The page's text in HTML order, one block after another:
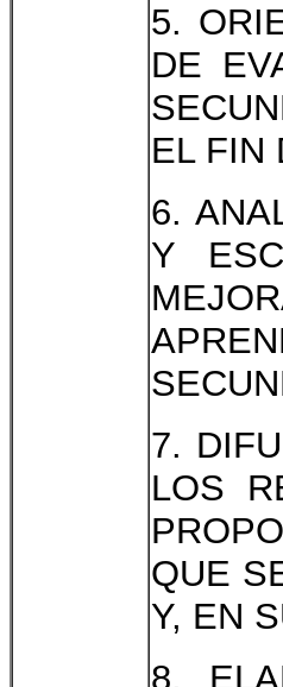
5.
DE
EL FIN
6.
Y
7.
LOS
QUE
Y, EN
8.